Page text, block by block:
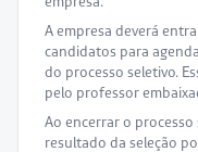
A empresa deverá
candidatos para
do processo seletivo.
pelo professor
Ao encerrar o
resultado da seleção